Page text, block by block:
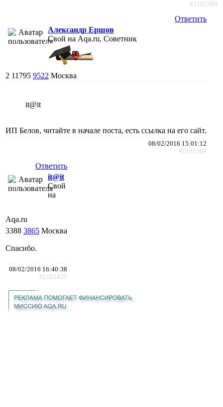
#2182366
Ответить
Александр Ершов
Свой на Aqa.ru, Советник
2 11795 9522 Москва
it@it
ИП Белов, читайте в начале поста, есть ссылка на его сайт.
08/02/2016 15:01:12
#2182389
Ответить
it@it
Свой
на
Aqa.ru
3388 3865 Москва
Спасибо.
08/02/2016 16:40:38
#2182421